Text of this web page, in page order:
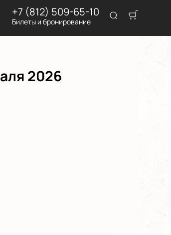
+7 (812) 509-65-10
Билеты и бронирование
2026